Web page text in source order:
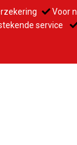
Voor
service